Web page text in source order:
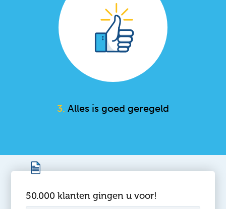
3. Alles is goed geregeld
50.000 klanten gingen u voor!